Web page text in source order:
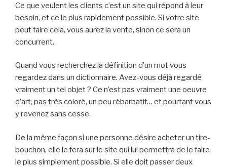
Ce que veulent les clients c’est un site qui répond à leur
besoin, et ce le plus rapidement possible. Si votre site
peut faire cela, vous aurez la vente, sinon ce sera un
concurrent.
Quand vous recherchez la définition d’un mot vous
regardez dans un dictionnaire. Avez-vous déjà regardé
vraiment un tel objet ? Ce n’est pas vraiment une oeuvre
d’art, pas très coloré, un peu rébarbatif… et pourtant vous
y revenez sans cesse.
De la même façon si une personne désire acheter un tire-
bouchon, elle le fera sur le site qui lui permettra de le faire
le plus simplement possible. Si elle doit passer deux